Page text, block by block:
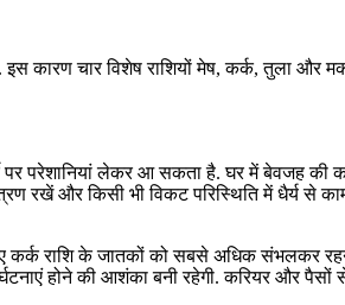
कारण चार विशेष राशियों मेष, कर्क, तुला और
पर परेशानियां लेकर आ सकता है. घर में बेवजह
रखें और किसी भी विकट परिस्थिति में धैर्य से
कर्क राशि के जातकों को सबसे अधिक संभलकर
दुर्घटनाएं होने की आशंका बनी रहेगी. करियर